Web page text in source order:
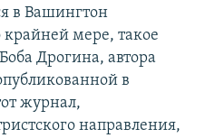
в Вашингтон
мере, такое
Дрогина, автора
в
журнал,
направления,